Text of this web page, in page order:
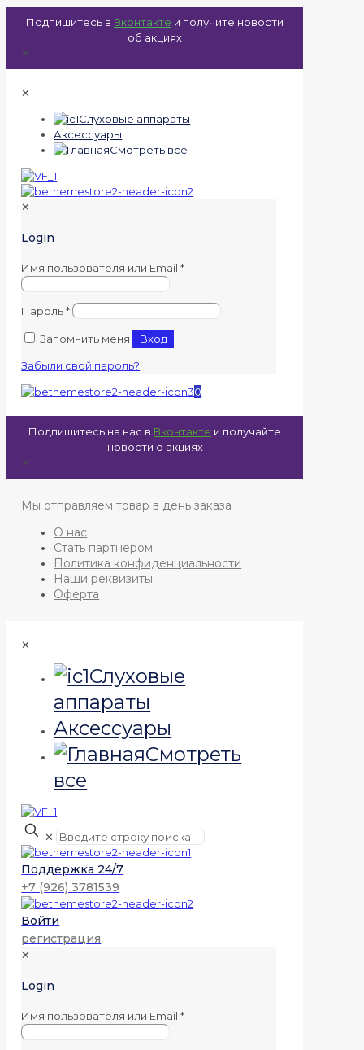
Подпишитесь в Вконтакте и получите новости
об акциях
✕
✕
Слуховые аппараты
Аксессуары
Смотреть все
✕
Login
Имя пользователя или Email*
Пароль*
Запомнить меня Вход
Забыли свой пароль?
0
Подпишитесь на нас в Вконтакте и получайте
новости о акциях
✕
Мы отправляем товар в день заказа
О нас
Стать партнером
Политика конфиденциальности
Наши реквизиты
Оферта
✕
Слуховые
аппараты
Аксессуары
Смотреть
все
✕
Поддержка 24/7
+7 (926) 3781539
Войти
регистрация
✕
Login
Имя пользователя или Email*